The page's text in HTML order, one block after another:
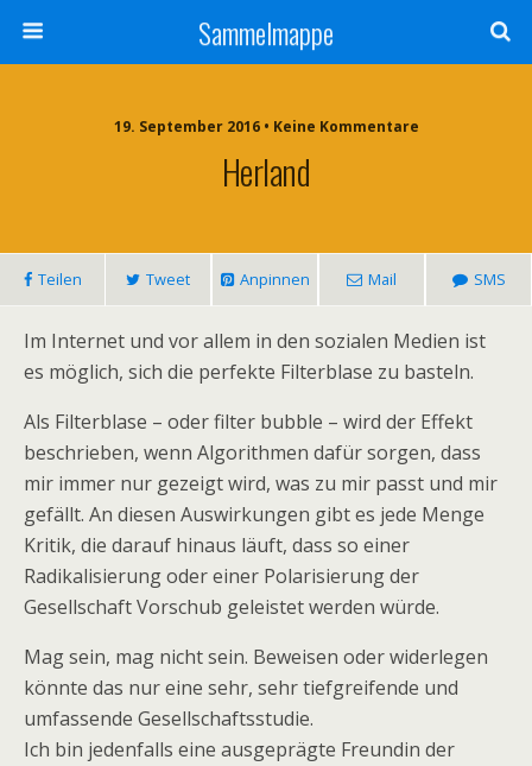
Sammelmappe
19. September 2016 • Keine Kommentare
Herland
Teilen Tweet Anpinnen Mail SMS
Im Internet und vor allem in den sozialen Medien ist
es möglich, sich die perfekte Filterblase zu basteln.
Als Filterblase – oder filter bubble – wird der Effekt
beschrieben, wenn Algorithmen dafür sorgen, dass
mir immer nur gezeigt wird, was zu mir passt und mir
gefällt. An diesen Auswirkungen gibt es jede Menge
Kritik, die darauf hinaus läuft, dass so einer
Radikalisierung oder einer Polarisierung der
Gesellschaft Vorschub geleistet werden würde.
Mag sein, mag nicht sein. Beweisen oder widerlegen
könnte das nur eine sehr, sehr tiefgreifende und
umfassende Gesellschaftsstudie.
Ich bin jedenfalls eine ausgeprägte Freundin der